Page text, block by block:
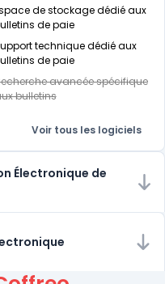
de stockage dédié aux
de paie
technique dédié aux
de paie
avancée spécifique
bulletins
Voir tous les logiciels
Électronique de